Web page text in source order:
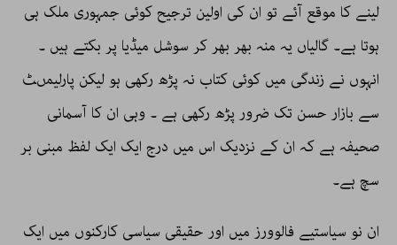
لینے کا موقع آئے تو ان کی اولین ترجیح کوئی جمہوری ملک ہی
ہوتا ہے۔ گالیاں یہ منہ بھر بھر کر سوشل میڈیا پر بکتے ہیں ۔
انہوں نے زندگی میں کوئی کتاب نہ پڑھ رکھی ہو لیکن پارلیمںٹ
سے بازار حسن تک ضرور پڑھ رکھی ہے ۔ وہی ان کا آسمانی
صحیفہ ہے کہ ان کے نزدیک اس میں درج ایک ایک لفظ مبنی بر
سچ ہے۔
ان نو سیاستیے فالوورز میں اور حقیقی سیاسی کارکنوں میں ایک